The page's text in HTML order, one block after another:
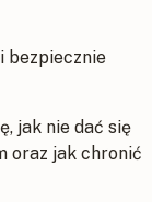
bezpiecznie
jak nie dać się
oraz jak chronić